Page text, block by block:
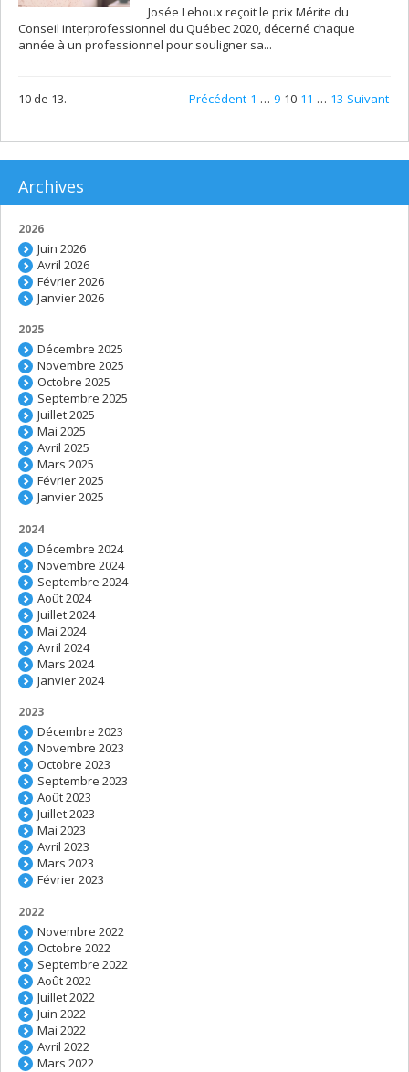
Josée Lehoux reçoit le prix Mérite du
Conseil interprofessionnel du Québec 2020, décerné chaque
année à un professionnel pour souligner sa...
10 de 13. Précédent 1 … 9 10 11 … 13 Suivant
Archives
2026
Juin 2026
Avril 2026
Février 2026
Janvier 2026
2025
Décembre 2025
Novembre 2025
Octobre 2025
Septembre 2025
Juillet 2025
Mai 2025
Avril 2025
Mars 2025
Février 2025
Janvier 2025
2024
Décembre 2024
Novembre 2024
Septembre 2024
Août 2024
Juillet 2024
Mai 2024
Avril 2024
Mars 2024
Janvier 2024
2023
Décembre 2023
Novembre 2023
Octobre 2023
Septembre 2023
Août 2023
Juillet 2023
Mai 2023
Avril 2023
Mars 2023
Février 2023
2022
Novembre 2022
Octobre 2022
Septembre 2022
Août 2022
Juillet 2022
Juin 2022
Mai 2022
Avril 2022
Mars 2022